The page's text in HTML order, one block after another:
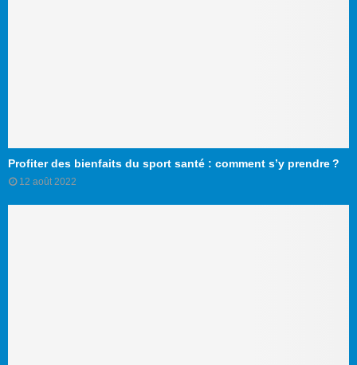
Profiter des bienfaits du sport santé : comment s’y prendre ?
12 août 2022